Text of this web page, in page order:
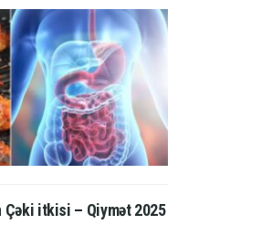
Çəki itkisi – Qiymət 2025